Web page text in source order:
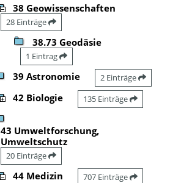
38 Geowissenschaften
28 Einträge
38.73 Geodäsie
1 Eintrag
39 Astronomie 2 Einträge
42 Biologie 135 Einträge
43 Umweltforschung,
Umweltschutz
20 Einträge
44 Medizin 707 Einträge